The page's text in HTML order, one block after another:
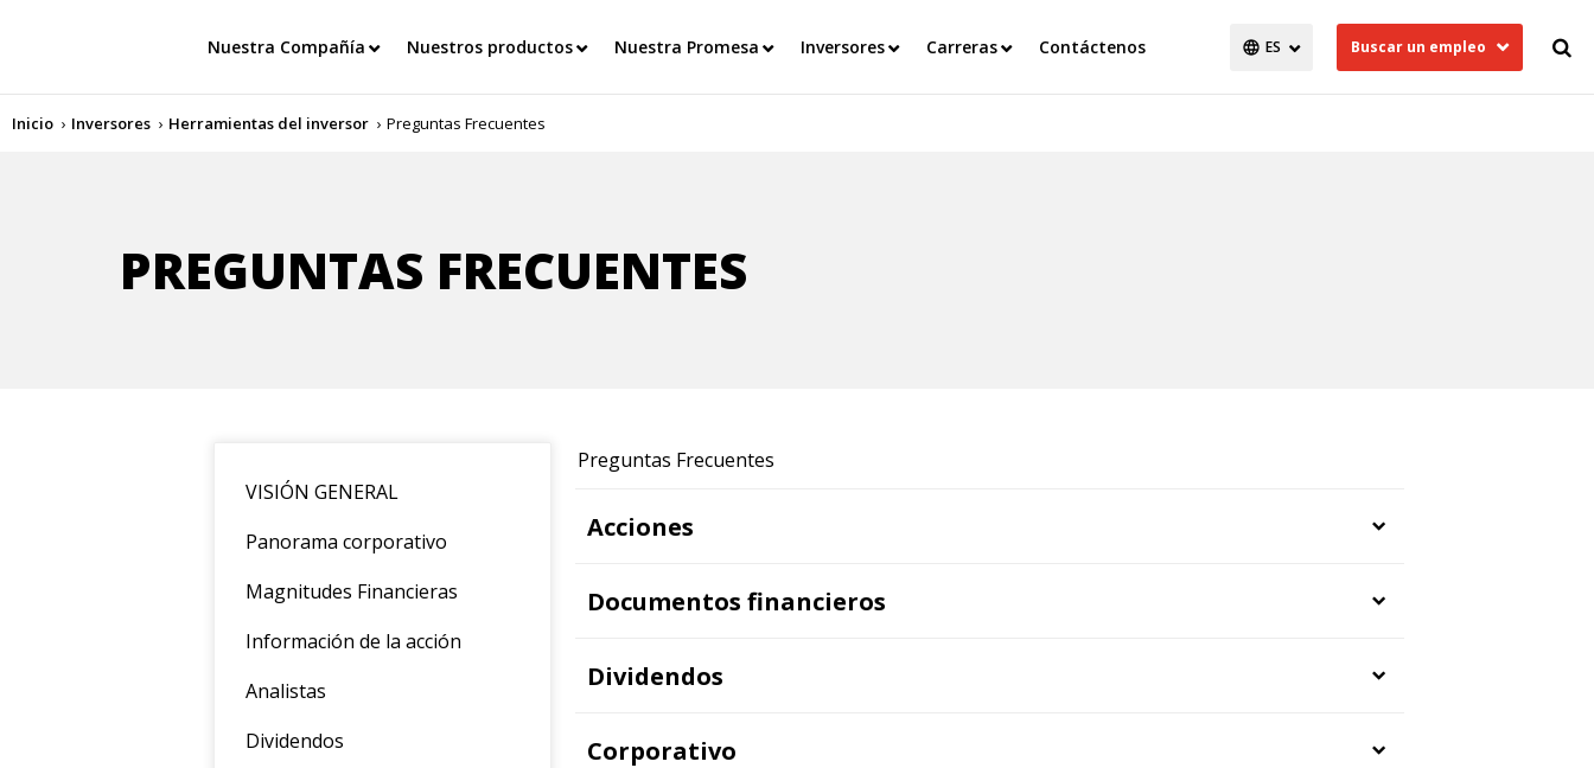
Nuestra Compañía Nuestros productos Nuestra Promesa Inversores Carreras Contáctenos Buscar un empleo
Inicio Inversores Herramientas del inversor Preguntas Frecuentes
PREGUNTAS FRECUENTES
VISIÓN GENERAL
Panorama corporativo
Magnitudes Financieras
Información de la acción
Analistas
Dividendos
Preguntas Frecuentes
Acciones
Documentos financieros
Dividendos
Corporativo